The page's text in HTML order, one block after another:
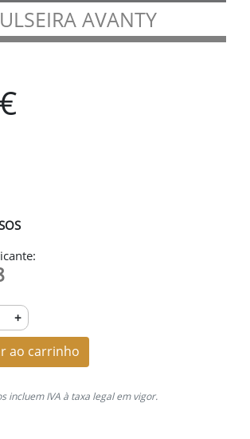
AVANTY
+
ao carrinho
incluem IVA à taxa legal em vigor.